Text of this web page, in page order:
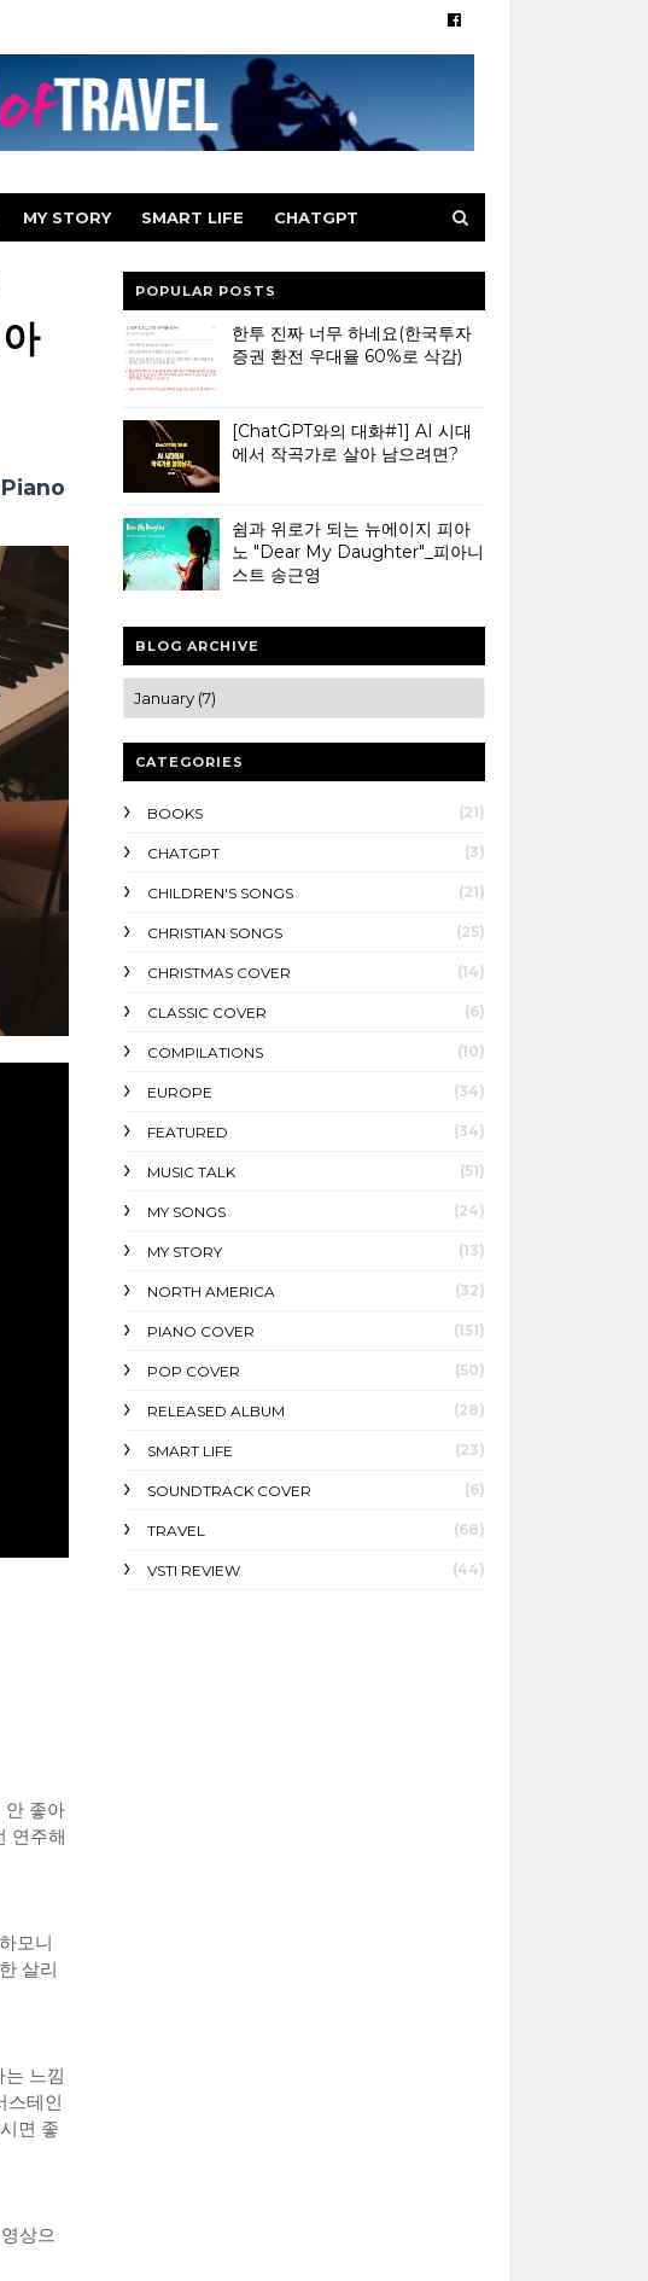
MY STORY SMART LIFE CHATGPT
Piano
안 좋아
연주해
모니
살리
느낌
스테인
면 좋
상으
POPULAR POSTS
한투 진짜 너무 하네요(한국투자
증권 환전 우대율 60%로 삭감)
[ChatGPT와의 대화#1] AI 시대
에서 작곡가로 살아 남으려면?
쉼과 위로가 되는 뉴에이지 피아
노 "Dear My Daughter"_피아니
스트 송근영
BLOG ARCHIVE
CATEGORIES
BOOKS (21)
CHATGPT (3)
CHILDREN'S SONGS (21)
CHRISTIAN SONGS (25)
CHRISTMAS COVER (14)
CLASSIC COVER (6)
COMPILATIONS (10)
EUROPE (34)
FEATURED (34)
MUSIC TALK (51)
MY SONGS (24)
MY STORY (13)
NORTH AMERICA (32)
PIANO COVER (151)
POP COVER (50)
RELEASED ALBUM (28)
SMART LIFE (23)
SOUNDTRACK COVER (6)
TRAVEL (68)
VSTI REVIEW (44)